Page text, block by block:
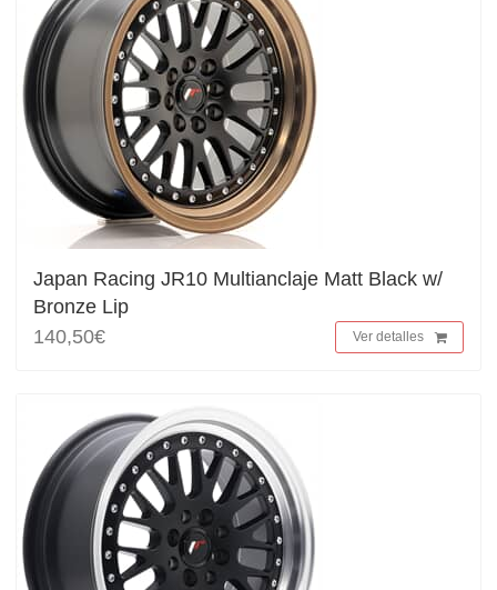
Japan Racing JR10 Multianclaje Matt Black w/
Bronze Lip
140,50€
Ver detalles